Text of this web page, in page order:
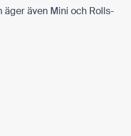
äger även Mini och Rolls-